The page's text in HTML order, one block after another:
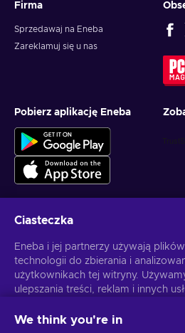
Firma
Sprzedawaj na Eneba
Zareklamuj się u nas
Pobierz aplikację Eneba
Możesz anulować subskrypcję w
Ciasteczka
Eneba i jej partnerzy używają
technologii do zbierania i
użytkownikach tej witryny.
ulepszania treści, reklam i innych
do personalizacji reklam.
We think you're in